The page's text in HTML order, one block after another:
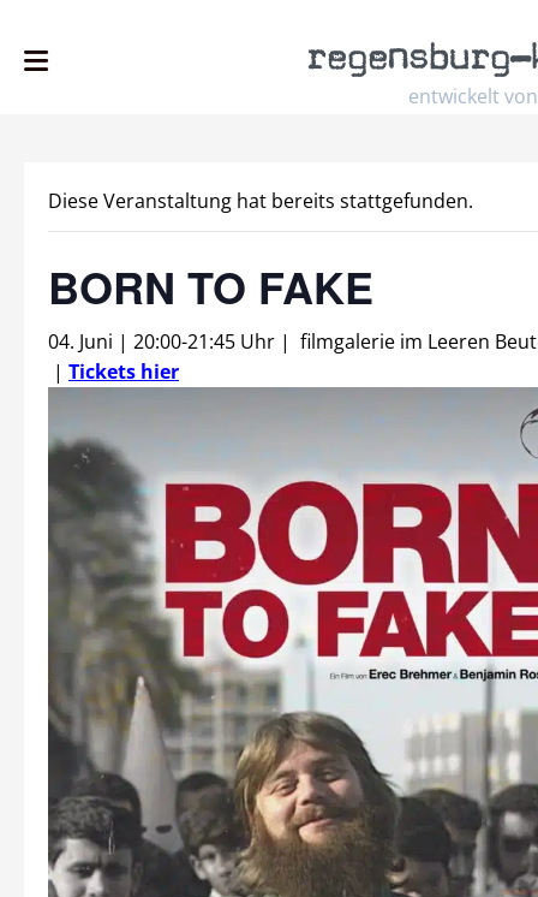
entwickelt von
regensburg–
Diese Veranstaltung hat bereits stattgefunden.
BORN TO FAKE
04. Juni | 20:00-21:45 Uhr | filmgalerie im Leeren
| Tickets hier